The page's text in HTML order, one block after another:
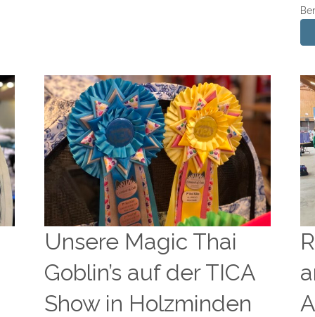
Unsere Magic Thai
Goblin’s auf der TICA
Show in Holzminden